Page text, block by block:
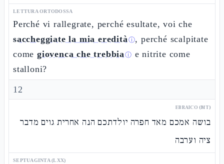
LETTURA ORTODOSSA
Perché vi rallegrate, perché esultate, voi che
saccheggiate la mia ereditàⓘ, perché scalpitate
come giovenca che trebbiaⓘ e nitrite come
stalloni?
12
EBRAICO (MT)
בושה אמכם מאד חפרה יולדתכם הנה אחרית גוים מדבר
ציה וערבה
SEPTUAGINTA (LXX)